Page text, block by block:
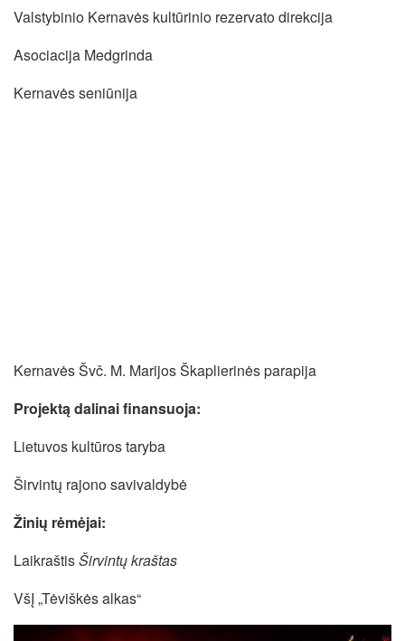
Valstybinio Kernavės kultūrinio rezervato direkcija
Asociacija Medgrinda
Kernavės seniūnija
Kernavės Švč. M. Marijos Škaplierinės parapija
Projektą dalinai finansuoja:
Lietuvos kultūros taryba
Širvintų rajono savivaldybė
Žinių rėmėjai:
LaikraštisŠirvintų kraštas
VšĮ „Tėviškės alkas“